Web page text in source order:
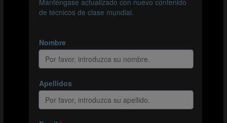
rivales, que se esforzaban para mantenerlo bajo
esos defensas, desmarcándose para recibir el balón al
constantemente para recibir tanto al espacio como al
pie, usaba su poderío físico para mantener a raya a los
defensas japoneses y dictaba la colocación de la línea